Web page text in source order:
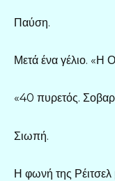
Παύση.
Μετά ένα γέλιο. «Η
«40 πυρετός.
Σιωπή.
Η φωνή της Ρέιτσελ